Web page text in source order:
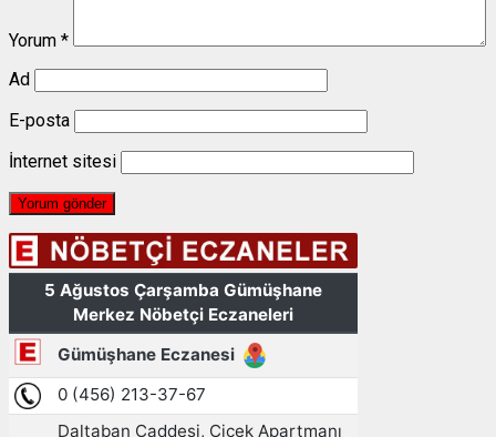
Yorum *
Ad
E-posta
İnternet sitesi